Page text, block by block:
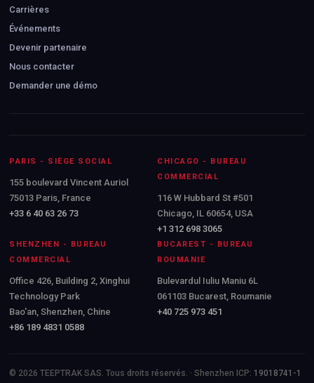
Carrières
Événements
Devenir partenaire
Nous contacter
Demander une démo
PARIS - SIÈGE SOCIAL
155 boulevard Vincent Auriol
75013 Paris, France
+33 6 40 63 26 73
CHICAGO - BUREAU
COMMERCIAL
116 W Hubbard St #501
Chicago, IL 60654, USA
+1 312 698 3065
SHENZHEN - BUREAU
COMMERCIAL
Office 426, Building 2, Xinghui
Technology Park
Bao'an, Shenzhen, Chine
+86 189 4831 0588
BUCAREST - BUREAU
ROUMANIE
Bulevardul Iuliu Maniu 6L
061103 Bucarest, Roumanie
+40 725 973 451
© 2026 TEEPTRAK SAS. Tous droits réservés. · Shenzhen ICP: 19018741-1